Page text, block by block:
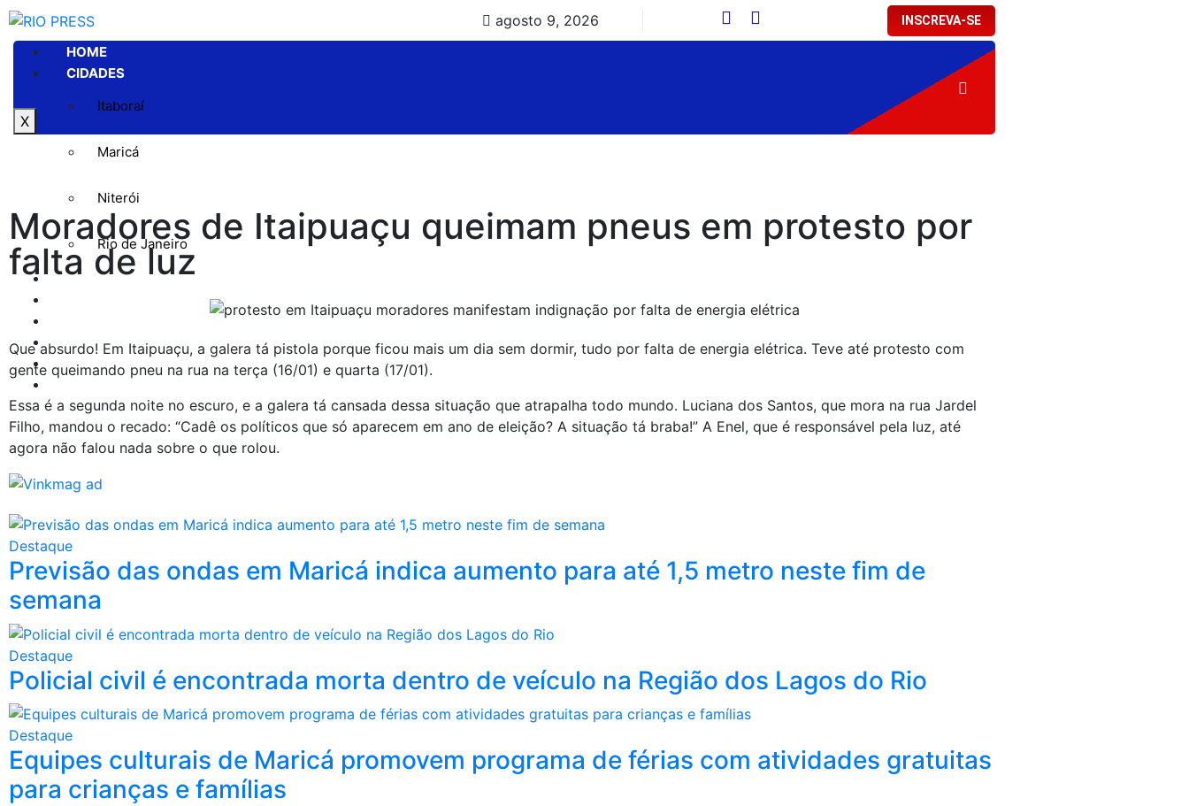
agosto 9, 2026 INSCREVA-SE
HOME
CIDADES
Itaboraí
Maricá
Niterói
Rio de Janeiro
GERAL
POLÍCIA
ENTRETENIMENTO
COLUNAS
X
Moradores de Itaipuaçu queimam pneus em protesto por
falta de luz
Que absurdo! Em Itaipuaçu, a galera tá pistola porque ficou mais um dia sem dormir, tudo por falta de energia elétrica. Teve até protesto com
gente queimando pneu na rua na terça (16/01) e quarta (17/01).
Essa é a segunda noite no escuro, e a galera tá cansada dessa situação que atrapalha todo mundo. Luciana dos Santos, que mora na rua Jardel
Filho, mandou o recado: “Cadê os políticos que só aparecem em ano de eleição? A situação tá braba!” A Enel, que é responsável pela luz, até
agora não falou nada sobre o que rolou.
Destaque
Previsão das ondas em Maricá indica aumento para até 1,5 metro neste fim de
semana
Destaque
Policial civil é encontrada morta dentro de veículo na Região dos Lagos do Rio
Destaque
Equipes culturais de Maricá promovem programa de férias com atividades gratuitas
para crianças e famílias